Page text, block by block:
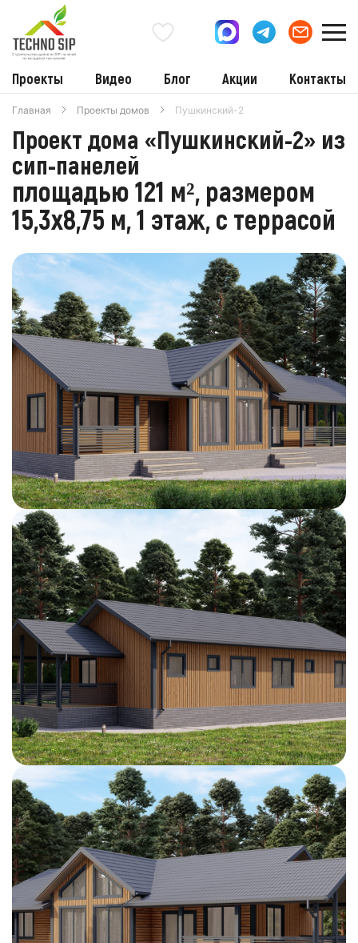
Проекты Видео Блог Акции Контакты
Главная Проекты домов Пушкинский-2
Проект дома «Пушкинский-2» из
сип-панелей
площадью 121 м², размером
15,3х8,75 м, 1 этаж, с террасой